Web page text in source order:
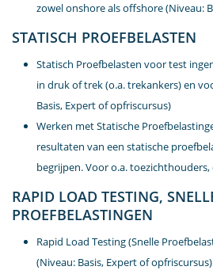
zowel onshore als offshore (Niveau:
STATISCH PROEFBELASTEN
Statisch Proefbelasten voor test
in druk of trek (o.a. trekankers) en
Basis, Expert of opfriscursus)
Werken met Statische
resultaten van een statische
begrijpen. Voor o.a.
RAPID LOAD TESTING,
PROEFBELASTINGEN
Rapid Load Testing (Snelle
(Niveau: Basis, Expert of opfriscursus)